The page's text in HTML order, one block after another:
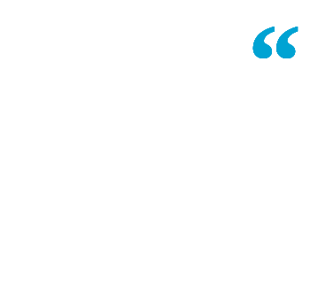
“
“
“
“
“
“
“